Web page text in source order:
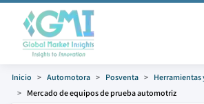
Inicio Automotora Posventa
Herramientas
Mercado de equipos de prueba automotriz